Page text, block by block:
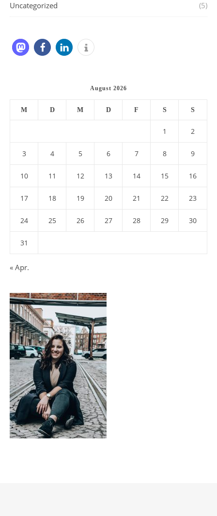
Uncategorized (5)
August 2026
M D M D F S S
1 2
3 4 5 6 7 8 9
10 11 12 13 14 15 16
17 18 19 20 21 22 23
24 25 26 27 28 29 30
31
« Apr.